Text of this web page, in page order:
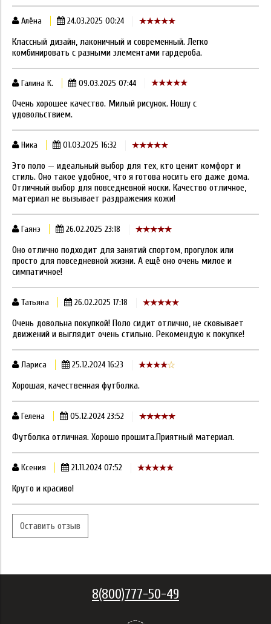
Алёна 24.03.2025 00:24
Классный дизайн, лаконичный и современный. Легко
комбинировать с разными элементами гардероба.
Галина К. 09.03.2025 07:44
Очень хорошее качество. Милый рисунок. Ношу с
удовольствием.
Ника 01.03.2025 16:32
Это поло — идеальный выбор для тех, кто ценит комфорт и
стиль. Оно такое удобное, что я готова носить его даже дома.
Отличный выбор для повседневной носки. Качество отличное,
материал не вызывает раздражения кожи!
Гаянэ 26.02.2025 23:18
Оно отлично подходит для занятий спортом, прогулок или
просто для повседневной жизни. А ещё оно очень милое и
симпатичное!
Татьяна 26.02.2025 17:18
Очень довольна покупкой! Поло сидит отлично, не сковывает
движений и выглядит очень стильно. Рекомендую к покупке!
Лариса 25.12.2024 16:23
Хорошая, качественная футболка.
Гелена 05.12.2024 23:52
Футболка отличная. Хорошо прошита.Приятный материал.
Ксения 21.11.2024 07:52
Круто и красиво!
Оставить отзыв
8(800)777-50-49